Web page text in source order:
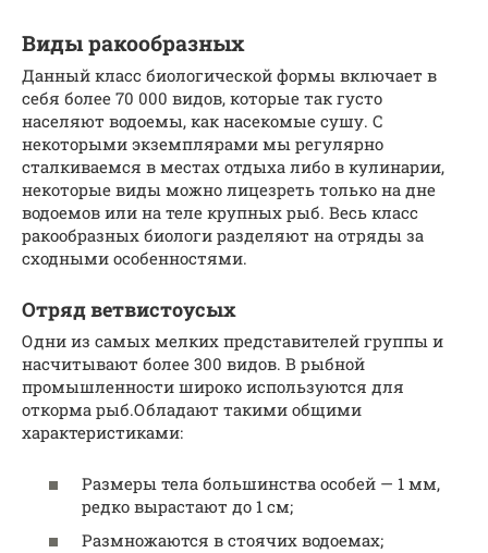
Виды ракообразных
Данный класс биологической формы включает в
себя более 70 000 видов, которые так густо
населяют водоемы, как насекомые сушу. С
некоторыми экземплярами мы регулярно
сталкиваемся в местах отдыха либо в кулинарии,
некоторые виды можно лицезреть только на дне
водоемов или на теле крупных рыб. Весь класс
ракообразных биологи разделяют на отряды за
сходными особенностями.
Отряд ветвистоусых
Одни из самых мелких представителей группы и
насчитывают более 300 видов. В рыбной
промышленности широко используются для
откорма рыб.Обладают такими общими
характеристиками:
Размеры тела большинства особей — 1 мм,
редко вырастают до 1 см;
Размножаются в стоячих водоемах;